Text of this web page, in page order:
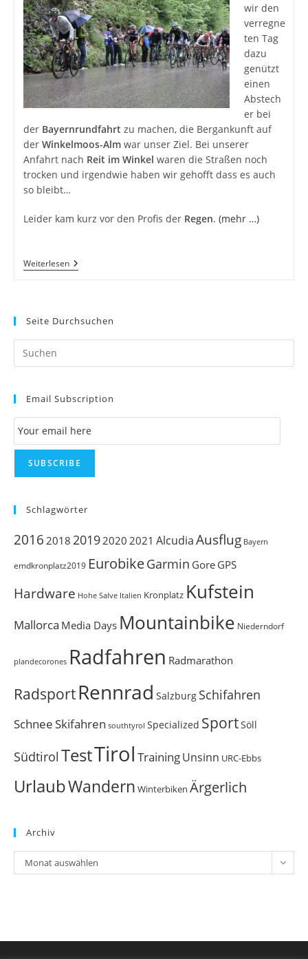
wir den
verregne
ten Tag
dazu
genützt
einen
Abstech
er bei
der Bayernrundfahrt zu machen, die Bergankunft auf
der Winkelmoos-Almwar unser Ziel. Bei unserer
Anfahrt nach Reit im Winkel waren die Straßen noch
trocken und irgendwie haben wir gehofft dass es auch
so bleibt…
Leider kam kurz vor den Profis der Regen. (mehr …)
WeiterlesenBayernrundfahrt
2014
Winkelmoos-
Seite Durchsuchen
Email Subscription
Email Subscription
SUBSCRIBE
Schlagwörter
2016 2018 20192020 2021 AlcudiaAusflug Bayern
emdkronplatz2019 EurobikeGarmin Gore GPS
Hardware Hohe Salve Italien Kronplatz Kufstein
Mallorca Media Days Mountainbike Niederndorf
plandecorones Radfahren Radmarathon
RadsportRennrad Salzburg Schifahren
Schnee Skifahren southtyrol Specialized SportSöll
Südtirol TestTirol TrainingUnsinn URC-Ebbs
UrlaubWandern Winterbiken Ärgerlich
Archiv
Archiv
Monat auswählen